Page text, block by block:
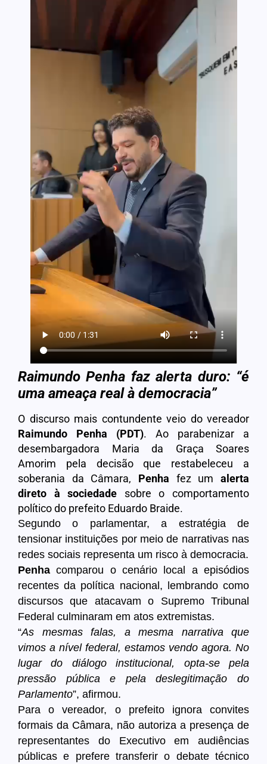
Raimundo Penha faz alerta duro: “é
uma ameaça real à democracia”
O discurso mais contundente veio do vereador
Raimundo Penha (PDT). Ao parabenizar a
desembargadora Maria da Graça Soares
Amorim pela decisão que restabeleceu a
soberania da Câmara, Penha fez um alerta
direto à sociedade sobre o comportamento
político do prefeito Eduardo Braide.
Segundo o parlamentar, a estratégia de
tensionar instituições por meio de narrativas nas
redes sociais representa um risco à democracia.
Penha comparou o cenário local a episódios
recentes da política nacional, lembrando como
discursos que atacavam o Supremo Tribunal
Federal culminaram em atos extremistas.
“As mesmas falas, a mesma narrativa que
vimos a nível federal, estamos vendo agora. No
lugar do diálogo institucional, opta-se pela
pressão pública e pela deslegitimação do
Parlamento”, afirmou.
Para o vereador, o prefeito ignora convites
formais da Câmara, não autoriza a presença de
representantes do Executivo em audiências
públicas e prefere transferir o debate técnico